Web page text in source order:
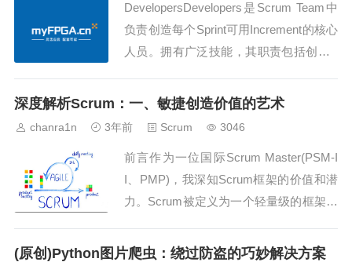
DevelopersDevelopers是Scrum Team中
负责创造每个Sprint可用Increment的核心
人员。拥有广泛技能，其职责包括创建S
通过遵循Done的定义、每天根据Sprint G
深度解析Scrum：一、敏捷创造价值的艺术
chanra1n 3年前 Scrum 3046
前言作为一位国际Scrum Master(PSM-I
I、PMP)，我深知Scrum框架的价值和潜
力。Scrum被定义为一个轻量级的框架，
和组织创造价值。在这篇博文中，我将深
(原创)Python图片爬虫：绕过防盗的巧妙解决方案